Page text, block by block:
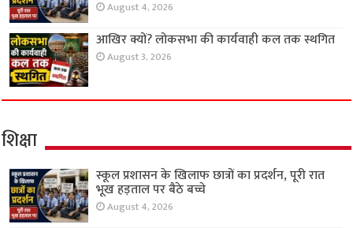
August 4, 2026
आखिर क्यों? लोकसभा की कार्यवाही कल तक स्थगित
August 3, 2026
शिक्षा
स्कूल प्रशासन के खिलाफ छात्रों का प्रदर्शन, पूरी रात
भूख हड़ताल पर बैठे बच्चे
August 4, 2026